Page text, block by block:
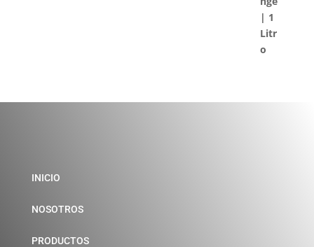
INICIO
NOSOTROS
PRODUCTOS